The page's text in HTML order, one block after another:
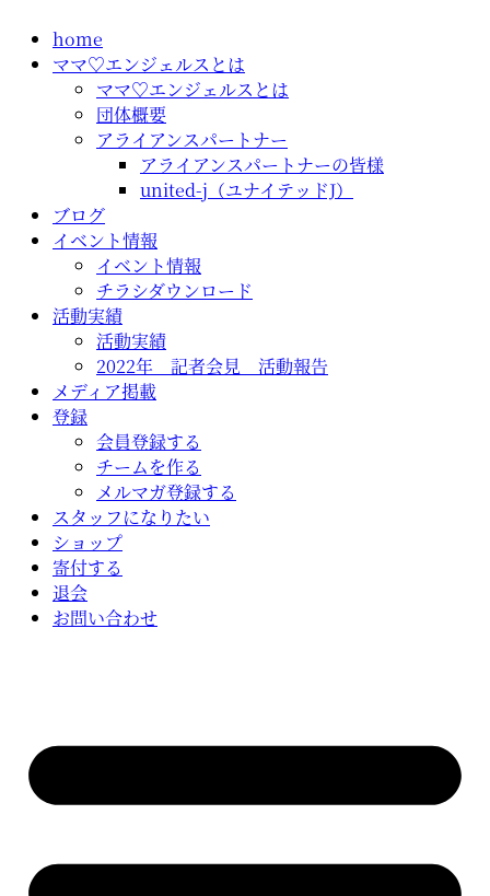
home
ママ♡エンジェルスとは
ママ♡エンジェルスとは
団体概要
アライアンスパートナー
アライアンスパートナーの皆様
united-j（ユナイテッドJ）
ブログ
イベント情報
イベント情報
チラシダウンロード
活動実績
活動実績
2022年 記者会見 活動報告
メディア掲載
登録
会員登録する
チームを作る
メルマガ登録する
スタッフになりたい
ショップ
寄付する
退会
お問い合わせ